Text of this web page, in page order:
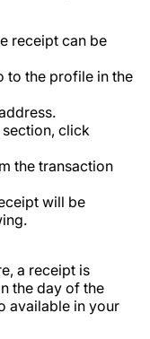
receipt can be
to the profile in the
section, click
the transaction
will be
a receipt is
the day of the
available in your